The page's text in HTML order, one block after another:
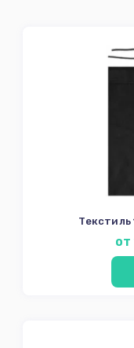
Текстиль
от